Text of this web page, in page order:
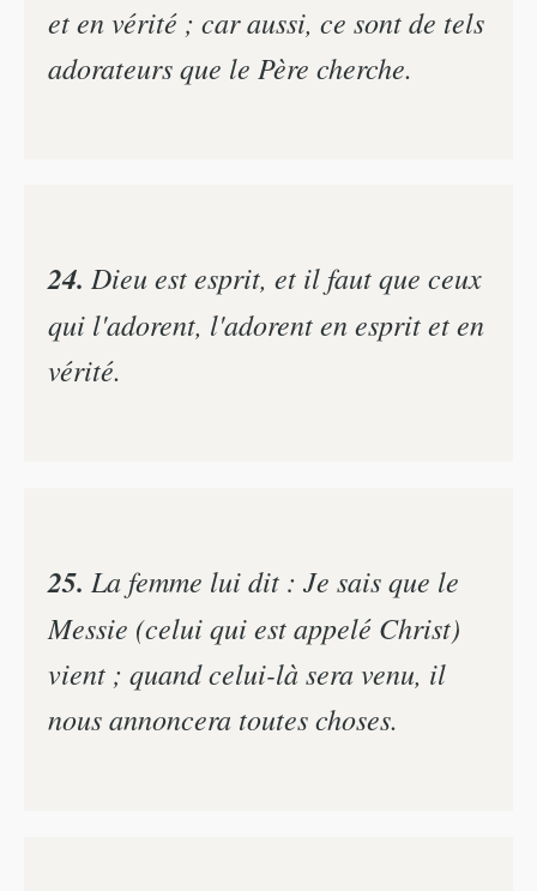
et en vérité ; car aussi, ce sont de tels
adorateurs que le Père cherche.
24. Dieu est esprit, et il faut que ceux
qui l'adorent, l'adorent en esprit et en
vérité.
25. La femme lui dit : Je sais que le
Messie (celui qui est appelé Christ)
vient ; quand celui-là sera venu, il
nous annoncera toutes choses.